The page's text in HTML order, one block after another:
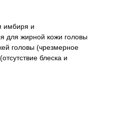
имбиря и
для жирной кожи головы
головы (чрезмерное
блеска и